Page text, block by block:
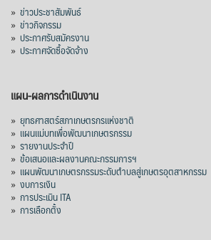
ส่งออกมันครึ่งปี 69 ปริมาณ 2.52 ล้านตัน
ลด 51.63% ยังดีที่ราคาขายดีกว่าปีก่อน
mgronline.com
View on Facebook
สภาเกษตรกรแห่งชาติ
3 days ago
คณะรัฐมนตรี อนุมัติโครงการอ่างเก็บน้ำ
คลองวังโตนด วงเงิน 7,200 ล้านบาท สะท้อน
ผลสำเร็จการผลักดันข้อเสนอเชิงนโยบายของ
» ข่าวประชาสัมพันธ์
» ข่าวกิจกรรม
» ประกาศรับสมัครงาน
» ประกาศจัดซื้อจัดจ้าง
แผน-ผลการดำเนินงาน
» ยุทธศาสตร์สภาเกษตรกรแห่งชาติ
» แผนแม่บทเพื่อพัฒนาเกษตรกรรม
» รายงานประจำปี
» ข้อเสนอและผลงานคณะกรรมการฯ
» แผนพัฒนาเกษตรกรรมระดับตำบลสู่เกษตรอุตสาหกรรม
» งบการเงิน
» การประเมิน ITA
» การเลือกตั้ง